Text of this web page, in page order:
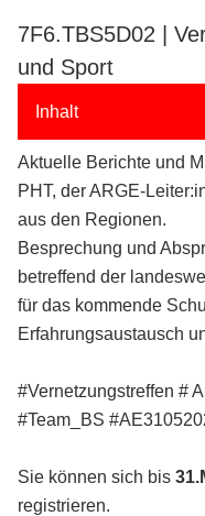
7F6.TBS5D02 |
und Sport
Inhalt
Aktuelle Berichte und
PHT, der ARGE-
aus den Regionen.
Besprechung und
betreffend der
für das kommende
Erfahrungsaustausch
#Vernetzungstreffen #
#Team_BS
Sie können sich bis
registrieren.